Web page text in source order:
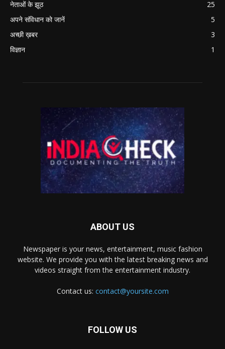
नेताओं के झूठ
25
अपने संविधान को जानें
5
अच्छी ख़बर
3
विज्ञान
1
ABOUT US
Newspaper is your news, entertainment, music fashion
website. We provide you with the latest breaking news and
videos straight from the entertainment industry.
Contact us: contact@yoursite.com
FOLLOW US